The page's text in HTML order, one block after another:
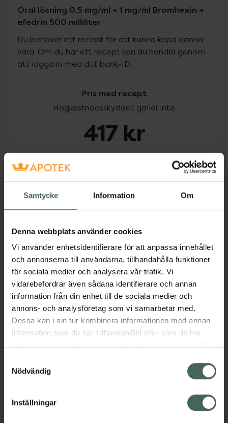
Samtycke Information Om
Denna webbplats använder cookies
Vi använder enhetsidentifierare för att anpassa innehållet
och annonserna till användarna, tillhandahålla funktioner
för sociala medier och analysera vår trafik. Vi
vidarebefordrar även sådana identifierare och annan
information från din enhet till de sociala medier och
annons- och analysföretag som vi samarbetar med.
Dessa kan i sin tur kombinera informationen med annan
information som du har tillhandahållit eller som de har
återkalla ditt samtycke via webbplatsens
cookieinställningar. Ett återkallat samtycke påverkar inte
lagligheten av behandling som skett innan återkallelsen.
Nödvändig
Inställningar
Oral lösning 0,5 mg/ml + 1 mg/ml Bromhexin +
efedrin 500 milliliter
Du behöver ett recept för att kunna köpa denna
vara. Om du har ett recept kan du handla genom
att logga in med ditt bank-ID.
Pris med recept
Högkostnadsskyddet gäller inte
417 kr
I apotek:417 kr
Köp via ditt recept
Aktuella erbjudanden
Beskrivning Dölj
Läs alltid bipacksedeln innan
användning.
EAN:
07046264031964
Bipacksedel från FASS Visa